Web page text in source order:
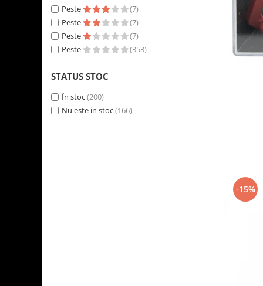
Peste
(7)
Peste
(7)
Peste
(7)
Peste
(353)
STATUS STOC
În stoc(200)
Nu este in stoc(166)
-15%